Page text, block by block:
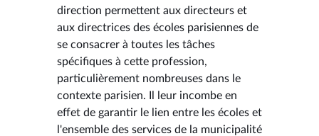
direction permettent aux directeurs et
aux directrices des écoles parisiennes de
se consacrer à toutes les tâches
spécifiques à cette profession,
particulièrement nombreuses dans le
contexte parisien. Il leur incombe en
effet de garantir le lien entre les écoles et
l'ensemble des services de la municipalité